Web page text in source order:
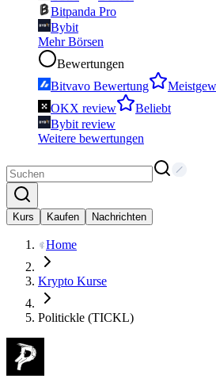
Bitpanda Pro
Bybit
Mehr Börsen
Bewertungen
Bitvavo Bewertung
OKX review
Beliebt
Bybit review
Weitere bewertungen
Kurs Kaufen Nachrichten
Home
Krypto Kurse
Politickle (TICKL)